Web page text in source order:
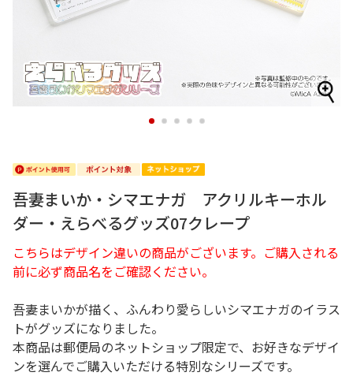
1 2 3 4 5
吾妻まいか・シマエナガ アクリルキーホル
ダー・えらべるグッズ07クレープ
こちらはデザイン違いの商品がございます。ご購入される
前に必ず商品名をご確認ください。
吾妻まいかが描く、ふんわり愛らしいシマエナガのイラス
トがグッズになりました。
本商品は郵便局のネットショップ限定で、お好きなデザイ
ンを選んでご購入いただける特別なシリーズです。